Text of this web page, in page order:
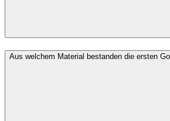
Aus welchem Material bestanden die ersten